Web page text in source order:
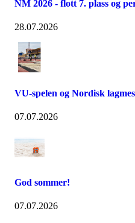
NM 2026 - flott 7. plass og
28.07.2026
VU-spelen og Nordisk
07.07.2026
God sommer!
07.07.2026